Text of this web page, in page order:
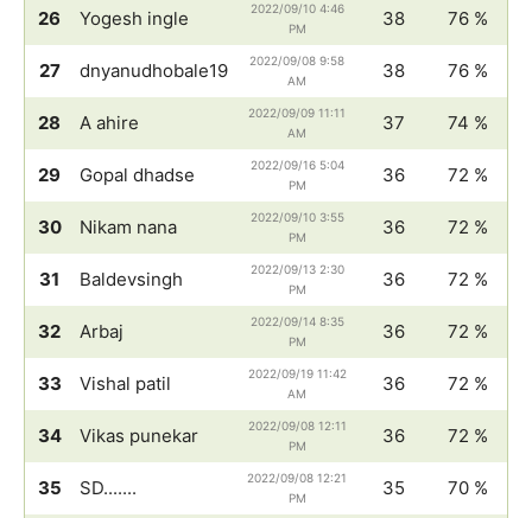
26 Yogesh ingle
2022/09/10 4:46
PM
38 76 %
27 dnyanudhobale19
2022/09/08 9:58
AM
38 76 %
28 A ahire
2022/09/09 11:11
AM
37 74 %
29 Gopal dhadse
2022/09/16 5:04
PM
36 72 %
30 Nikam nana
2022/09/10 3:55
PM
36 72 %
31 Baldevsingh
2022/09/13 2:30
PM
36 72 %
32 Arbaj
2022/09/14 8:35
PM
36 72 %
33 Vishal patil
2022/09/19 11:42
AM
36 72 %
34 Vikas punekar
2022/09/08 12:11
PM
36 72 %
35 SD.......
2022/09/08 12:21
PM
35 70 %